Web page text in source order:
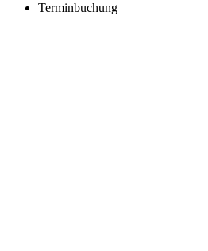
Terminbuchung